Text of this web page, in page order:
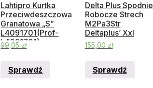
Lahtipro Kurtka
Przeciwdeszczowa
Granatowa „S”
L4091701(Prof-
L4091701)
99,05 zł
Sprawdź
Delta Plus Spodnie
Robocze Strech
M2Pa3Str
Deltaplus’ Xxl
155,00 zł
Sprawdź